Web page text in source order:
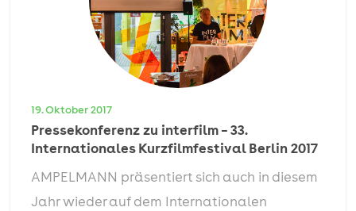
19. Oktober 2017
Pressekonferenz zu interfilm – 33.
Internationales Kurzfilmfestival Berlin 2017
AMPELMANN präsentiert sich auch in diesem
Jahr wieder auf dem Internationalen